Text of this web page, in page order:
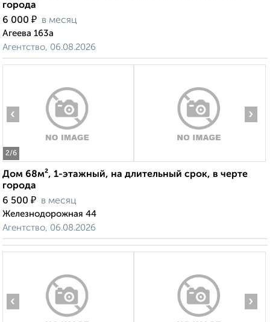
города
6 000 ₽ в месяц
Агеева 163а
Агентство, 06.08.2026
2/6
‹ ›
Дом 68м², 1-этажный, на длительный срок, в черте
города
6 500 ₽ в месяц
Железнодорожная 44
Агентство, 06.08.2026
‹